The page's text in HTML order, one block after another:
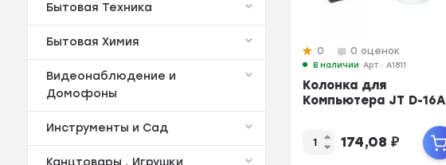
Бытовая Техника
Бытовая Химия
Видеонаблюдение и
Домофоны
Инструменты и Сад
0 0 оценок
В наличии Арт.: A1811
Колонка для
Компьютера JT D-16A
174,08 ₽